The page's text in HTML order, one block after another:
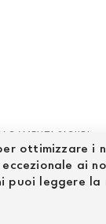
SICURI
ottimizzare i
ai
puoi leggere la